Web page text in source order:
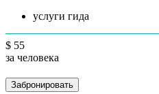
услуги гида
$ 55
за человека
Забронировать